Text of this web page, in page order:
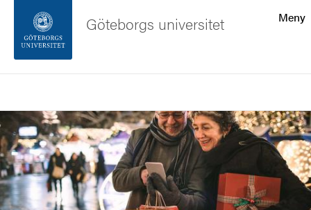
Sidfoten
Om webbplatsen
Meny
Göteborgs universitet
Bild